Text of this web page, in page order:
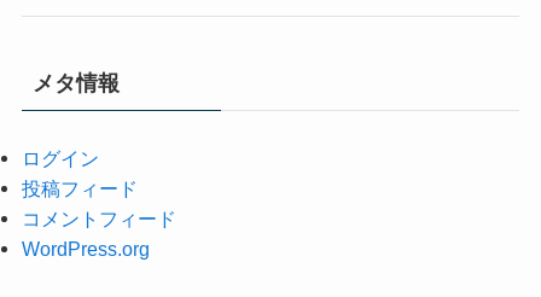
メタ情報
ログイン
投稿フィード
コメントフィード
WordPress.org